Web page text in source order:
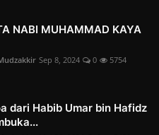
NABI MUHAMMAD KAYA
Sep 8, 2024 0 5754
dari Habib Umar bin Hafidz